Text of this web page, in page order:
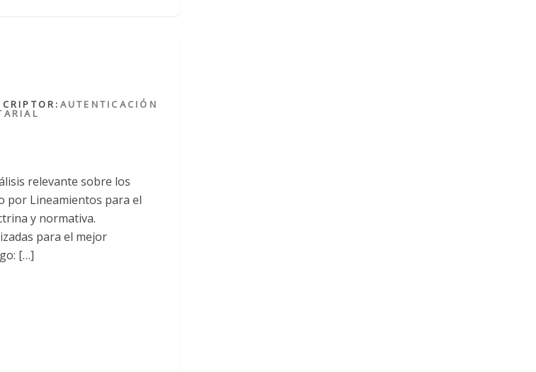
AUTENTICACIÓN
relevante sobre los
por Lineamientos para el
y normativa.
para el mejor
[…]